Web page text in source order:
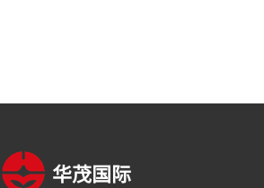
华茂国际